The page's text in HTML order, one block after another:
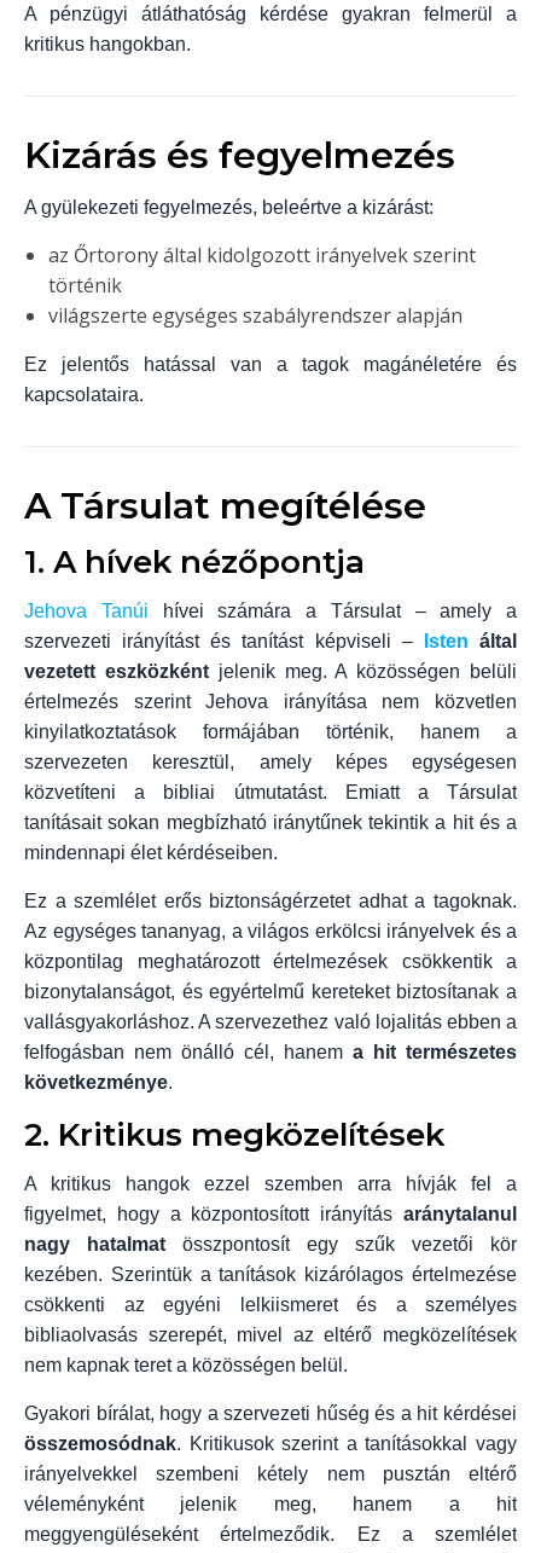
A pénzügyi átláthatóság kérdése gyakran felmerül a
kritikus hangokban.
Kizárás és fegyelmezés
A gyülekezeti fegyelmezés, beleértve a kizárást:
az Őrtorony által kidolgozott irányelvek szerint
történik
világszerte egységes szabályrendszer alapján
Ez jelentős hatással van a tagok magánéletére és
kapcsolataira.
A Társulat megítélése
1. A hívek nézőpontja
Jehova Tanúi hívei számára a Társulat – amely a
szervezeti irányítást és tanítást képviseli –
Isten által
vezetett eszközkéntjelenik meg. A közösségen belüli
értelmezés szerint Jehova irányítása nem közvetlen
kinyilatkoztatások formájában történik, hanem a
szervezeten keresztül, amely képes egységesen
közvetíteni a bibliai útmutatást. Emiatt a Társulat
tanításait sokan megbízható iránytűnek tekintik a hit és a
mindennapi élet kérdéseiben.
Ez a szemlélet erős biztonságérzetet adhat a tagoknak.
Az egységes tananyag, a világos erkölcsi irányelvek és a
központilag meghatározott értelmezések csökkentik a
bizonytalanságot, és egyértelmű kereteket biztosítanak a
vallásgyakorláshoz. A szervezethez való lojalitás ebben a
felfogásban nem önálló cél, hanem a hit természetes
következménye.
2. Kritikus megközelítések
A kritikus hangok ezzel szemben arra hívják fel a
figyelmet, hogy a központosított irányítás aránytalanul
nagy hatalmat összpontosít egy szűk vezetői kör
kezében. Szerintük a tanítások kizárólagos értelmezése
csökkenti az egyéni lelkiismeret és a személyes
bibliaolvasás szerepét, mivel az eltérő megközelítések
nem kapnak teret a közösségen belül.
Gyakori bírálat, hogy a szervezeti hűség és a hit kérdései
összemosódnak. Kritikusok szerint a tanításokkal vagy
irányelvekkel szembeni kétely nem pusztán eltérő
véleményként jelenik meg, hanem a hit
meggyengüléseként értelmeződik. Ez a szemlélet